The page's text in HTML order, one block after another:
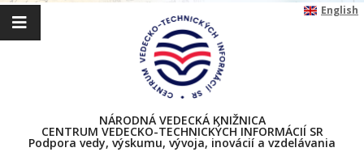
Skip
English
NÁRODNÁ VEDECKÁ KNIŽNICA
CENTRUM VEDECKO-TECHNICKÝCH INFORMÁCIÍ SR
Podpora vedy, výskumu, vývoja, inovácií a vzdelávania